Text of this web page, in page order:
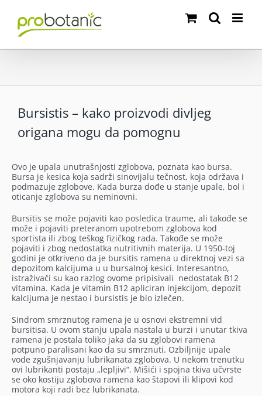
content
Bursistis – kako proizvodi divljeg
origana mogu da pomognu
Ovo je upala unutrašnjosti zglobova, poznata kao bursa.
Bursa je kesica koja sadrži sinovijalu tečnost, koja održava i
podmazuje zglobove. Kada burza dođe u stanje upale, bol i
oticanje zglobova su neminovni.
Bursitis se može pojaviti kao posledica traume, ali takođe se
može i pojaviti preteranom upotrebom zglobova kod
sportista ili zbog teškog fizičkog rada. Takođe se može
pojaviti i zbog nedostatka nutritivnih materija. U 1950-toj
godini je otkriveno da je bursitis ramena u direktnoj vezi sa
depozitom kalcijuma u u bursalnoj kesici. Interesantno,
istraživači su kao razlog ovome pripisivali nedostatak B12
vitamina. Kada je vitamin B12 apliciran injekcijom, depozit
kalcijuma je nestao i bursistis je bio izlečen.
Sindrom smrznutog ramena je u osnovi ekstremni vid
bursitisa. U ovom stanju upala nastala u burzi i unutar tkiva
ramena je postala toliko jaka da su zglobovi ramena
potpuno paralisani kao da su smrznuti. Ozbiljnije upale
vode zgušnjavanju lubrikanata zglobova. U nekom trenutku
ovi lubrikanti postaju „lepljivi“. Mišići i spojna tkiva učvrste
se oko kostiju zglobova ramena kao štapovi ili klipovi kod
motora koji radi bez lubrikanata.